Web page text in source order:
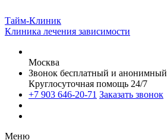
Тайм-Клиник
Клиника лечения зависимости
Москва
Звонок бесплатный и анонимный
Круглосуточная помощь 24/7
+7 903 646-20-71 Заказать звонок
Меню